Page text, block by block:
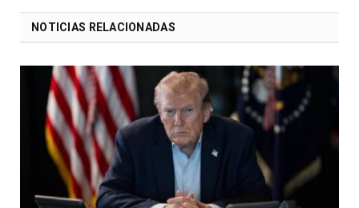
NOTICIAS RELACIONADAS